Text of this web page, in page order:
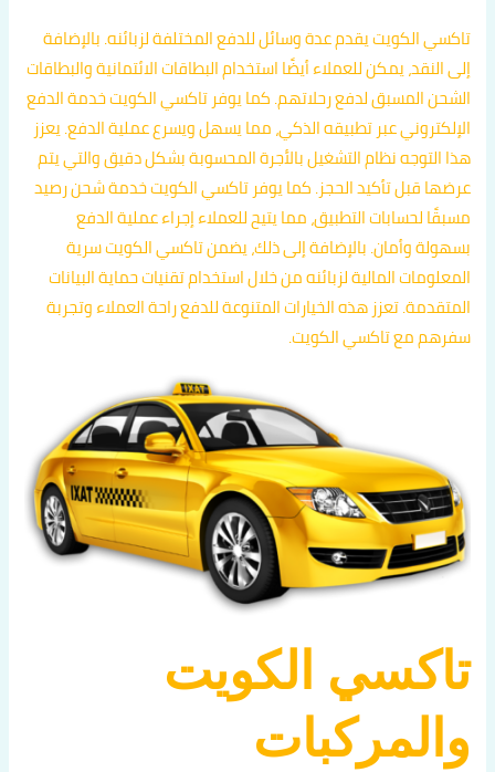
تاكسي الكويت يقدم عدة وسائل للدفع المختلفة لزبائنه. بالإضافة
إلى النقد، يمكن للعملاء أيضًا استخدام البطاقات الائتمانية والبطاقات
الشحن المسبق لدفع رحلاتهم. كما يوفر تاكسي الكويت خدمة الدفع
الإلكتروني عبر تطبيقه الذكي، مما يسهل ويسرع عملية الدفع. يعزز
هذا التوجه نظام التشغيل بالأجرة المحسوبة بشكل دقيق والتي يتم
عرضها قبل تأكيد الحجز. كما يوفر تاكسي الكويت خدمة شحن رصيد
مسبقًا لحسابات التطبيق، مما يتيح للعملاء إجراء عملية الدفع
بسهولة وأمان. بالإضافة إلى ذلك، يضمن تاكسي الكويت سرية
المعلومات المالية لزبائنه من خلال استخدام تقنيات حماية البيانات
المتقدمة. تعزز هذه الخيارات المتنوعة للدفع راحة العملاء وتجربة
سفرهم مع تاكسي الكويت.
تاكسي الكويت
والمركبات